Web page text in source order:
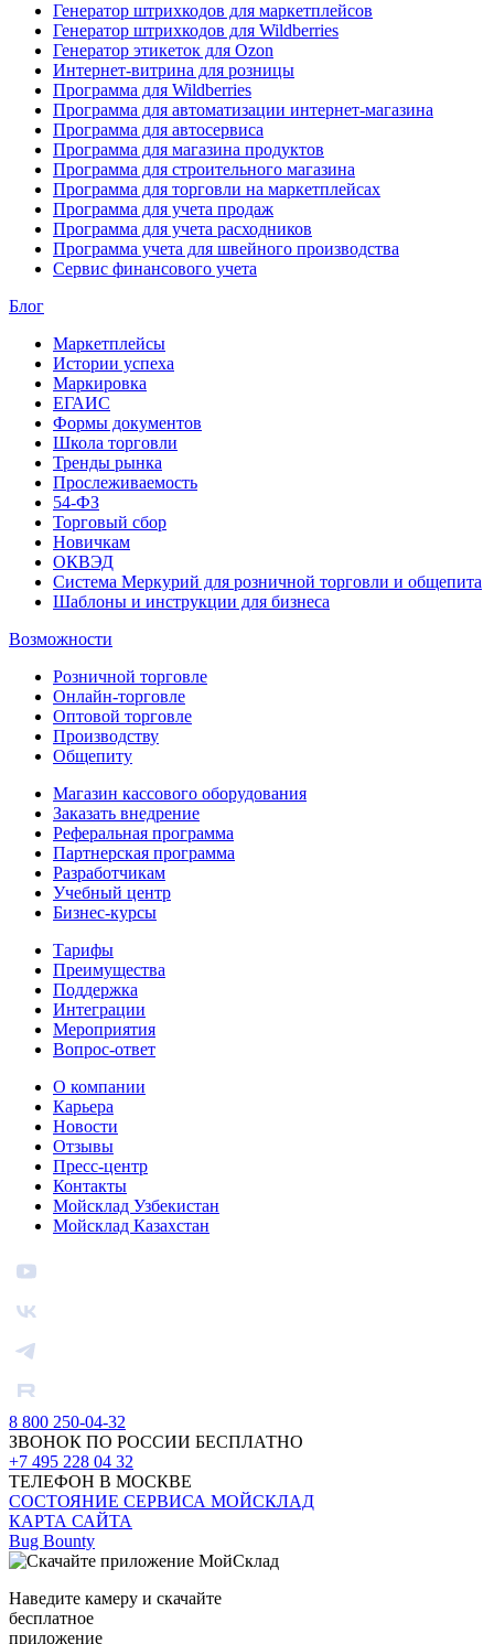
Генератор штрихкодов для маркетплейсов
Генератор штрихкодов для Wildberries
Генератор этикеток для Ozon
Интернет-витрина для розницы
Программа для Wildberries
Программа для автоматизации интернет-магазина
Программа для автосервиса
Программа для магазина продуктов
Программа для строительного магазина
Программа для торговли на маркетплейсах
Программа для учета продаж
Программа для учета расходников
Программа учета для швейного производства
Сервис финансового учета
Блог
Маркетплейсы
Истории успеха
Маркировка
ЕГАИС
Формы документов
Школа торговли
Тренды рынка
Прослеживаемость
54-ФЗ
Торговый сбор
Новичкам
ОКВЭД
Система Меркурий для розничной торговли и общепита
Шаблоны и инструкции для бизнеса
Возможности
Розничной торговле
Онлайн-торговле
Оптовой торговле
Производству
Общепиту
Магазин кассового оборудования
Заказать внедрение
Реферальная программа
Партнерская программа
Разработчикам
Учебный центр
Бизнес‑курсы
Тарифы
Преимущества
Поддержка
Интеграции
Мероприятия
Вопрос-ответ
О компании
Карьера
Новости
Отзывы
Пресс-центр
Контакты
Мойсклад Узбекистан
Мойсклад Казахстан
8 800 250-04-32
ЗВОНОК ПО РОССИИ БЕСПЛАТНО
+7 495 228 04 32
ТЕЛЕФОН В МОСКВЕ
СОСТОЯНИЕ СЕРВИСА МОЙСКЛАД
КАРТА САЙТА
Bug Bounty
Наведите камеру и скачайте
бесплатное
приложение